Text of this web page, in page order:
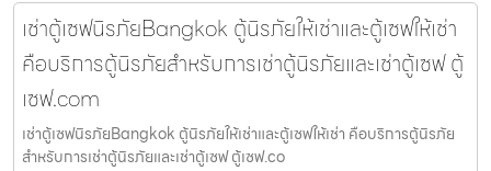
เช่าตู้เซฟนิรภัยBangkok ตู้นิรภัยให้เช่าและตู้เซฟให้เช่า
คือบริการตู้นิรภัยสำหรับการเช่าตู้นิรภัยและเช่าตู้เซฟ ตู้
เซฟ.com
เช่าตู้เซฟนิรภัยBangkok ตู้นิรภัยให้เช่าและตู้เซฟให้เช่า คือบริการตู้นิรภัย
สำหรับการเช่าตู้นิรภัยและเช่าตู้เซฟ ตู้เซฟ.co